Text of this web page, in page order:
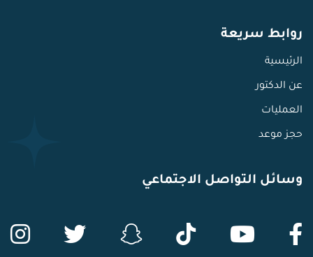
روابط سريعة
الرئيسية
عن الدكتور
العمليات
حجز موعد
وسائل التواصل الاجتماعي